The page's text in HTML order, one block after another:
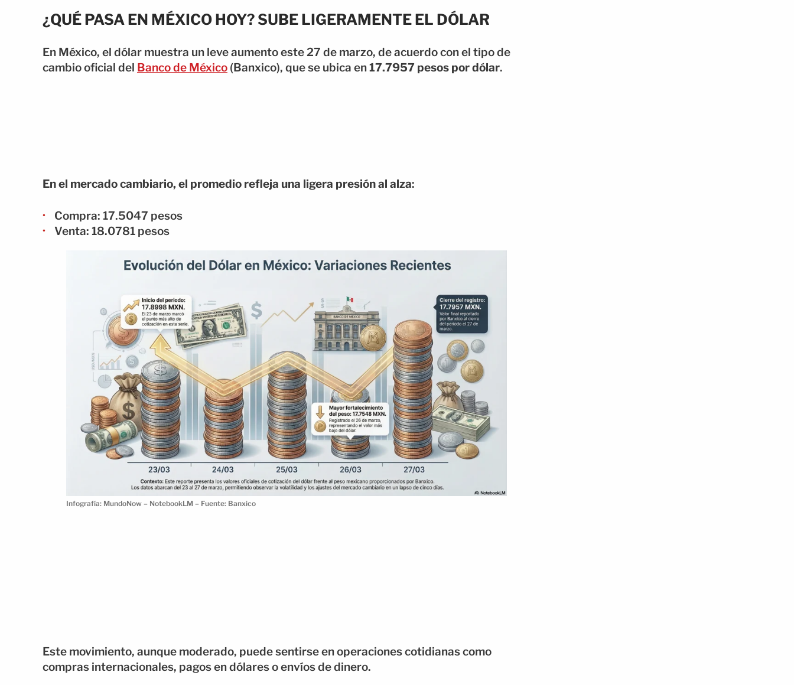
¿QUÉ PASA EN MÉXICO HOY? SUBE LIGERAMENTE EL DÓLAR
En México, el dólar muestra un leve aumento este 27 de marzo, de acuerdo con el tipo de
cambio oficial del Banco de México (Banxico), que se ubica en17.7957 pesos por dólar.
En el mercado cambiario, el promedio refleja una ligera presión al alza:
Compra: 17.5047 pesos
Venta: 18.0781 pesos
Infografía: MundoNow – NotebookLM – Fuente: Banxico
Este movimiento, aunque moderado, puede sentirse en operaciones cotidianas como
compras internacionales, pagos en dólares o envíos de dinero.